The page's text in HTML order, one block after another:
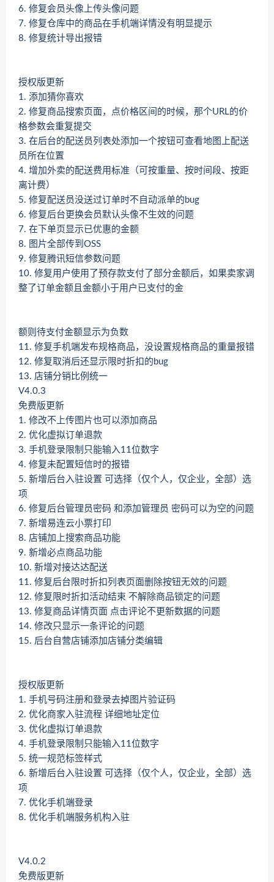
6. 修复会员头像上传头像问题
7. 修复仓库中的商品在手机端详情没有明显提示
8. 修复统计导出报错
授权版更新
1. 添加猜你喜欢
2. 修复商品搜索页面，点价格区间的时候，那个URL的价
格参数会重复提交
3. 在后台的配送员列表处添加一个按钮可查看地图上配送
员所在位置
4. 增加外卖的配送费用标准（可按重量、按时间段、按距
离计费）
5. 修复配送员没送过订单时不自动派单的bug
6. 修复后台更换会员默认头像不生效的问题
7. 在下单页显示已优惠的金额
8. 图片全部传到OSS
9. 修复腾讯短信参数问题
10. 修复用户使用了预存款支付了部分金额后，如果卖家调
整了订单金额且金额小于用户已支付的金
额则待支付金额显示为负数
11. 修复手机端发布规格商品，没设置规格商品的重量报错
12. 修复取消后还显示限时折扣的bug
13. 店铺分销比例统一
V4.0.3
免费版更新
1. 修改不上传图片也可以添加商品
2. 优化虚拟订单退款
3. 手机登录限制只能输入11位数字
4. 修复未配置短信时的报错
5. 新增后台入驻设置 可选择（仅个人，仅企业，全部）选
项
6. 修复后台管理员密码 和添加管理员 密码可以为空的问题
7. 新增易连云小票打印
8. 店铺加上搜索商品功能
9. 新增必点商品功能
10. 新增对接达达配送
11. 修复后台限时折扣列表页面删除按钮无效的问题
12. 修复限时折扣活动结束 不解除商品锁定的问题
13. 修复商品详情页面 点击评论不更新数据的问题
14. 修改只显示一条评论的问题
15. 后台自营店铺添加店铺分类编辑
授权版更新
1. 手机号码注册和登录去掉图片验证码
2. 优化商家入驻流程 详细地址定位
3. 优化虚拟订单退款
4. 手机登录限制只能输入11位数字
5. 统一规范标签样式
6. 新增后台入驻设置 可选择（仅个人，仅企业，全部）选
项
7. 优化手机端登录
8. 优化手机端服务机构入驻
V4.0.2
免费版更新